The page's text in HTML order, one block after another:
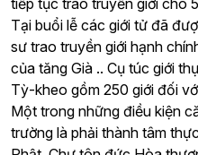
tiếp tục trao truyền giới cho
Tại buổi lễ các giới tử đã
sư trao truyền giới hạnh
của tăng Già .. Cụ túc giới
Tỳ-kheo gồm 250 giới đối
Một trong những điều kiện
trường là phải thành tâm